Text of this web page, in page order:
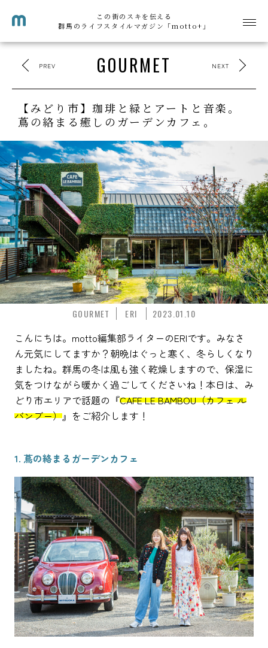
この街のスキを伝える
群馬のライフスタイルマガジン「motto+」
GOURMET
PREV NEXT
【みどり市】珈琲と緑とアートと音楽。
蔦の絡まる癒しのガーデンカフェ。
GOURMET ERI 2023.01.10
こんにちは。motto編集部ライターのERIです。みなさ
ん元気にしてますか？朝晩はぐっと寒く、冬らしくなり
ましたね。群馬の冬は風も強く乾燥しますので、保湿に
気をつけながら暖かく過ごしてくださいね！本日は、み
どり市エリアで話題の『CAFE LE BAMBOU（カフェ ル
バンブー）』をご紹介します！
1. 蔦の絡まるガーデンカフェ